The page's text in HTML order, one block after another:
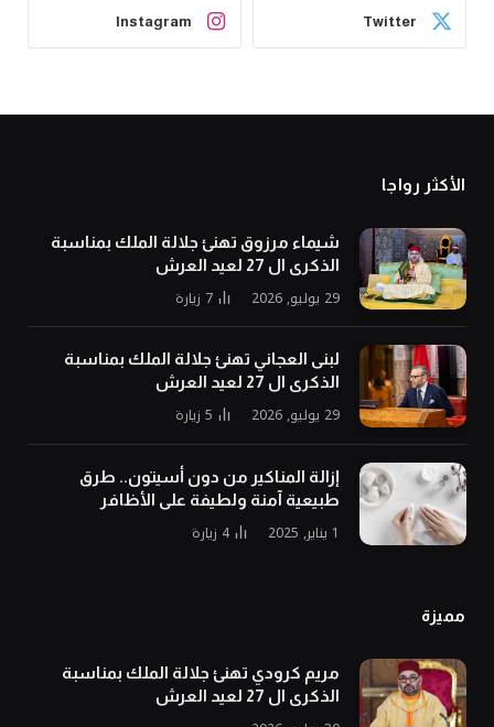
Twitter
Instagram
الأكثر رواجا
شيماء مرزوق تهنئ جلالة الملك بمناسبة
الذكرى ال 27 لعيد العرش
29 يوليو, 2026 7 زيارة
لبنى العجاني تهنئ جلالة الملك بمناسبة
الذكرى ال 27 لعيد العرش
29 يوليو, 2026 5 زيارة
إزالة المناكير من دون أسيتون.. طرق
طبيعية آمنة ولطيفة على الأظافر
1 يناير, 2025 4 زيارة
مميزة
مريم كرودي تهنئ جلالة الملك بمناسبة
الذكرى ال 27 لعيد العرش